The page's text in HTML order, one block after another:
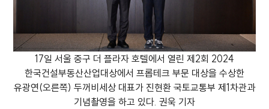
17일 서울 중구 더 플라자 호텔에서 열린 제2회 2024
한국건설부동산산업대상에서 프롭테크 부문 대상을 수상한
유광연(오른쪽) 두꺼비세상 대표가 진현환 국토교통부 제1차관과
기념촬영을 하고 있다. 권욱 기자